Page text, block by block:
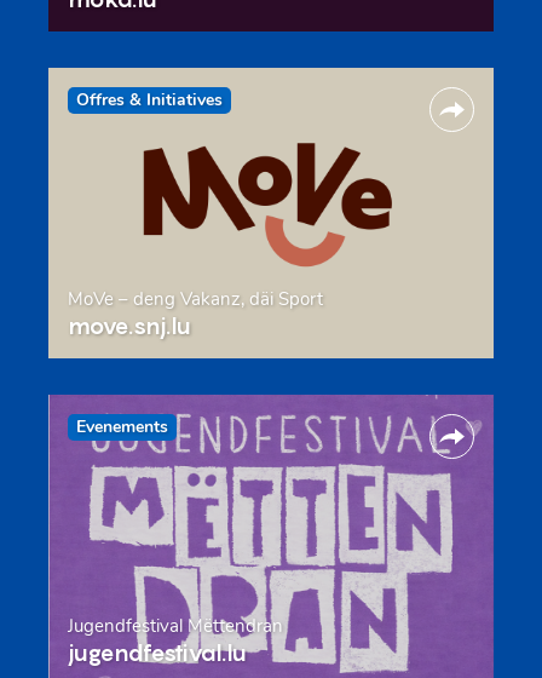
Offres & Initiatives
MoVe – deng Vakanz, däi Sport
move.snj.lu
Evenements
Jugendfestival Mëttendran
jugendfestival.lu